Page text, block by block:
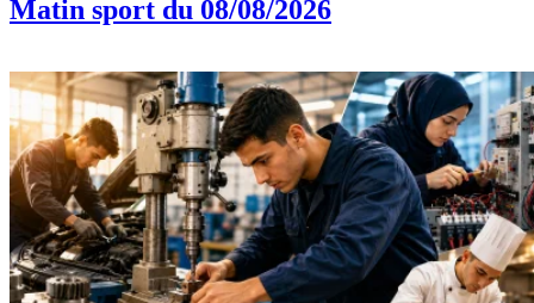
Matin sport du 08/08/2026